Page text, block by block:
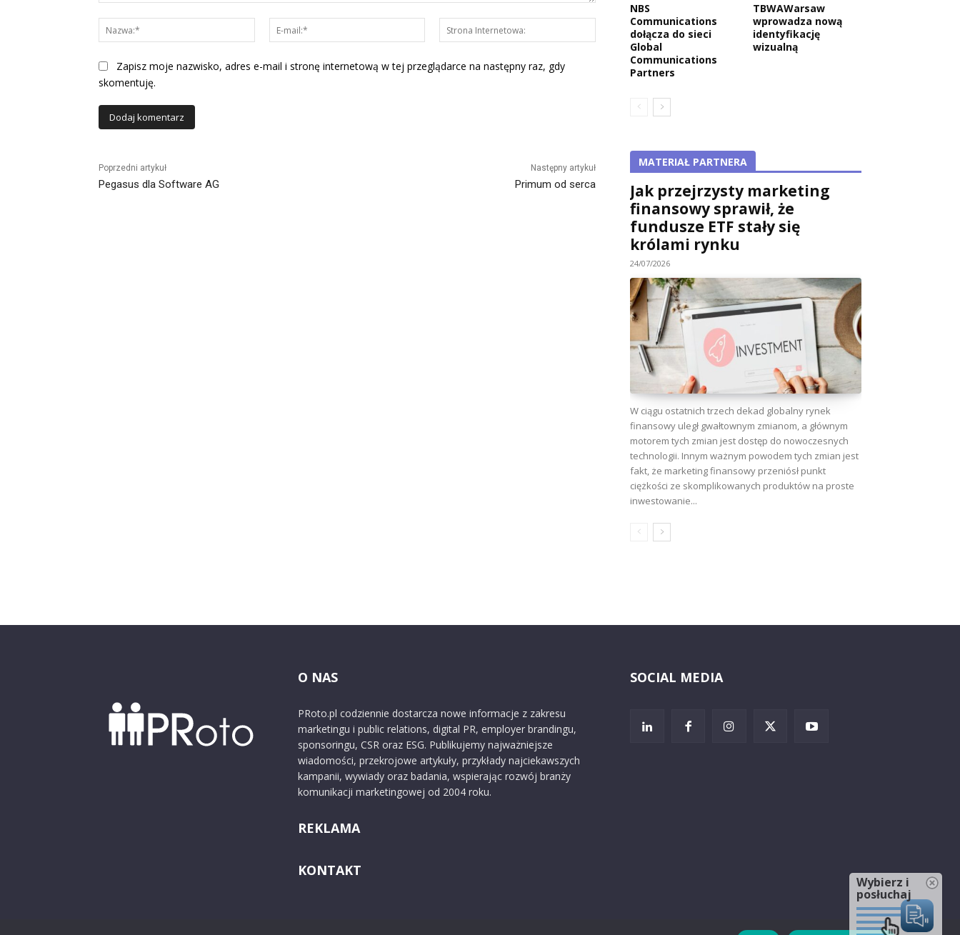
Nazwa:*
mail:*
Internetowa:
Zapisz moje nazwisko, adres e-mail i stronę internetową w tej przeglądarce na następny raz, gdy
skomentuję.
Poprzedni artykuł
Pegasus dla Software AG
Następny artykuł
Primum od serca
NBS
Communications
dołącza do sieci
Global
Communications
Partners
TBWAWarsaw
wprowadza nową
identyfikację
wizualną
MATERIAŁ PARTNERA
Jak przejrzysty marketing
finansowy sprawił, że
fundusze ETF stały się
królami rynku
24/07/2026
W ciągu ostatnich trzech dekad globalny rynek
finansowy uległ gwałtownym zmianom, a głównym
motorem tych zmian jest dostęp do nowoczesnych
technologii. Innym ważnym powodem tych zmian jest
fakt, że marketing finansowy przeniósł punkt
ciężkości ze skomplikowanych produktów na proste
inwestowanie...
O NAS
PRoto.pl codziennie dostarcza nowe informacje z zakresu
marketingu i public relations, digital PR, employer brandingu,
sponsoringu, CSR oraz ESG. Publikujemy najważniejsze
wiadomości, przekrojowe artykuły, przykłady najciekawszych
kampanii, wywiady oraz badania, wspierając rozwój branży
komunikacji marketingowej od 2004 roku.
REKLAMA
KONTAKT
SOCIAL MEDIA
Wybierz i
posłuchaj